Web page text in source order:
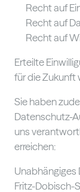
Recht auf
Recht auf
Recht auf
Erteilte
für die Zukunft
Sie haben
Datenschutz-
uns
erreichen:
Fritz-Dobisch-